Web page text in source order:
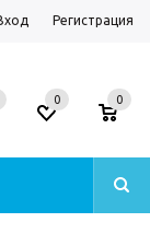
Регистрация
0 0